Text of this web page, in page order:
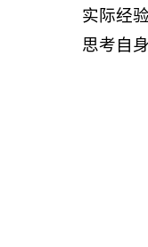
实际经
思考自